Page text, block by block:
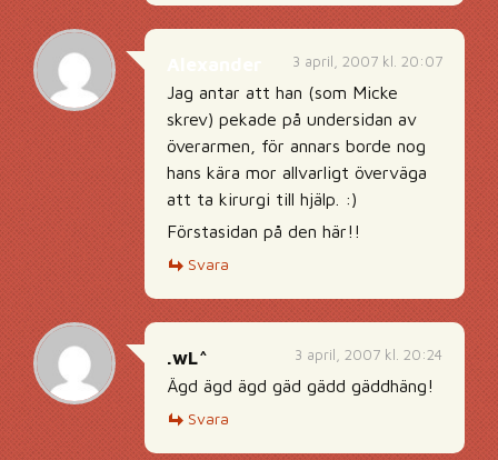
3 april, 2007 kl. 20:07
Jag antar att han (som Micke
skrev) pekade på undersidan av
överarmen, för annars borde nog
hans kära mor allvarligt överväga
att ta kirurgi till hjälp. :)
Förstasidan på den här!!
Svara
3 april, 2007 kl. 20:24
.wL^
Ägd ägd ägd gäd gädd gäddhäng!
Svara